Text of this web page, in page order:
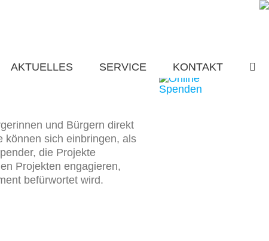
AKTUELLES SERVICE KONTAKT
und Bürgern direkt
können sich einbringen, als
die Projekte
Projekten engagieren,
befürwortet wird.